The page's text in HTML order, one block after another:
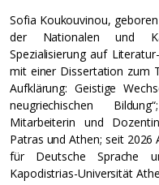
Sofia Koukouvinou,
der Nationalen und
Spezialisierung auf
mit einer Dissertation zum
Aufklärung: Geistige
neugriechischen
Mitarbeiterin und
Patras und Athen; seit
für Deutsche Sprache
Kapodistrias-Universität